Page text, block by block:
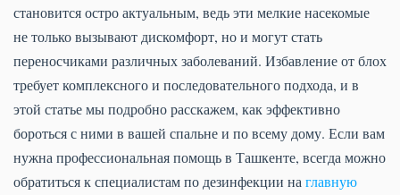
становится остро актуальным, ведь эти мелкие насекомые
не только вызывают дискомфорт, но и могут стать
переносчиками различных заболеваний. Избавление от блох
требует комплексного и последовательного подхода, и в
этой статье мы подробно расскажем, как эффективно
бороться с ними в вашей спальне и по всему дому. Если вам
нужна профессиональная помощь в Ташкенте, всегда можно
обратиться к специалистам по дезинфекции наглавную